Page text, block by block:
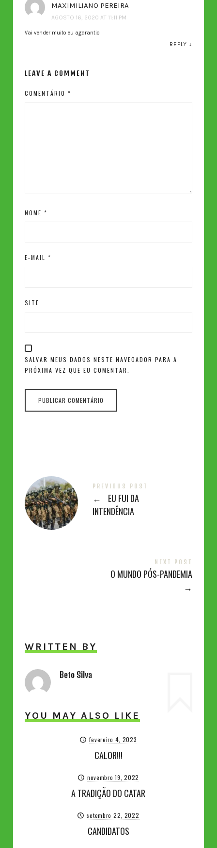
MAXIMILIANO PEREIRA
AGOSTO 16, 2020 AT 11:11 PM
Vai vender muito eu agarantio
REPLY ↓
LEAVE A COMMENT
COMENTÁRIO *
NOME *
E-MAIL *
SITE
SALVAR MEUS DADOS NESTE NAVEGADOR PARA A
PRÓXIMA VEZ QUE EU COMENTAR.
PREVIOUS POST
←
EU FUI DA
INTENDÊNCIA
NEXT POST
O MUNDO PÓS-PANDEMIA
→
WRITTEN BY
Beto Silva
YOU MAY ALSO LIKE
fevereiro 4, 2023
CALOR!!!
novembro 19, 2022
A TRADIÇÃO DO CATAR
setembro 22, 2022
CANDIDATOS